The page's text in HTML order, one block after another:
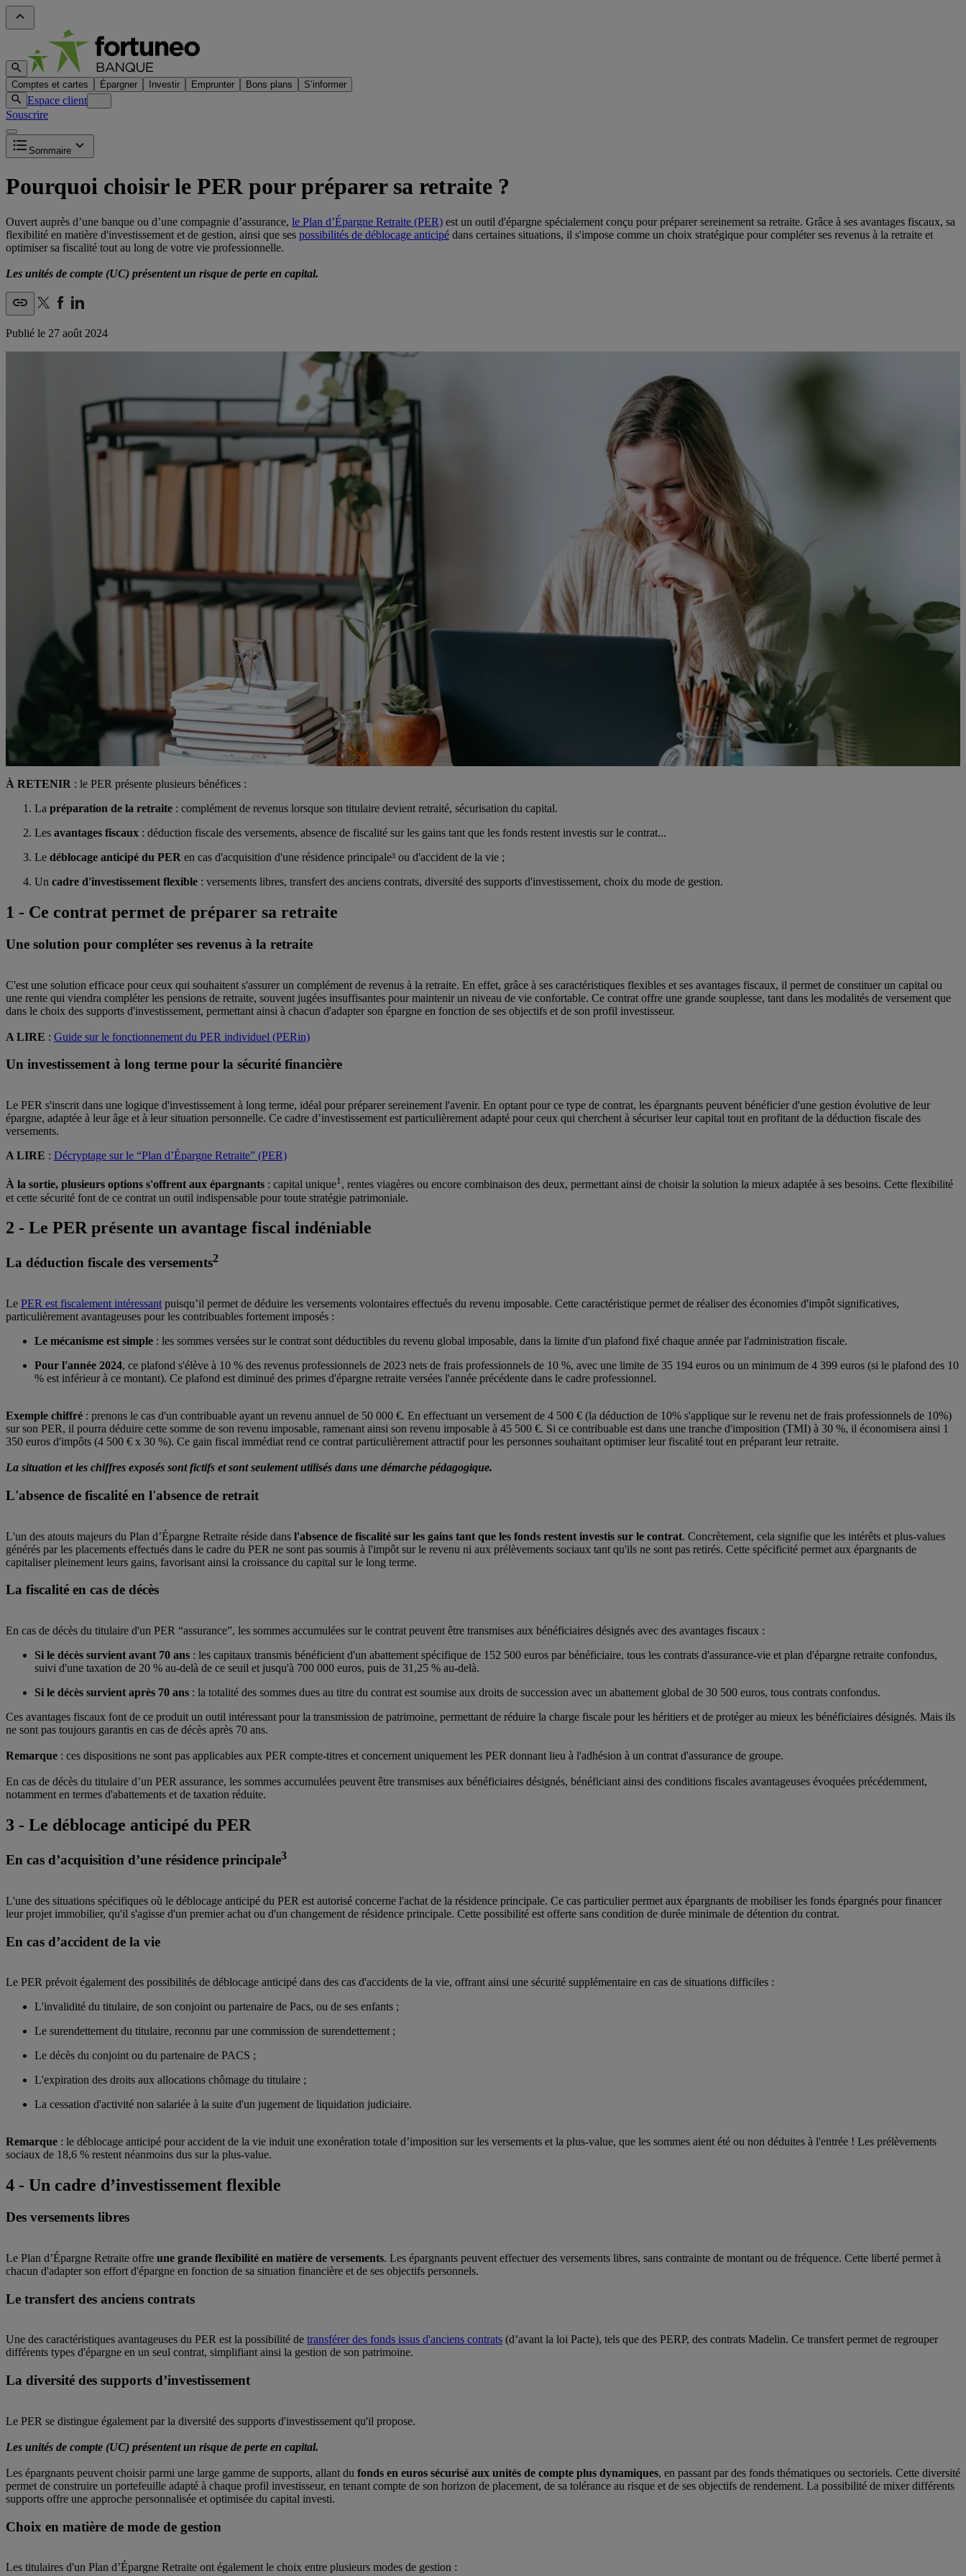
Comptes et cartes Épargner Investir Emprunter Bons plans S’informer
Espace client
Souscrire
Sommaire
Pourquoi choisir le PER pour préparer sa retraite ?
Ouvert auprès d’une banque ou d’une compagnie d’assurance, le Plan d’Épargne Retraite (PER) est un outil d'épargne spécialement conçu pour préparer sereinement sa retraite. Grâce à ses avantages fiscaux, sa
flexibilité en matière d'investissement et de gestion, ainsi que ses possibilités de déblocage anticipé dans certaines situations, il s'impose comme un choix stratégique pour compléter ses revenus à la retraite et
optimiser sa fiscalité tout au long de votre vie professionnelle.
Les unités de compte (UC) présentent un risque de perte en capital.
Publié le 27 août 2024
À RETENIR : le PER présente plusieurs bénéfices :
La préparation de la retraite : complément de revenus lorsque son titulaire devient retraité, sécurisation du capital.
Les avantages fiscaux : déduction fiscale des versements, absence de fiscalité sur les gains tant que les fonds restent investis sur le contrat...
Le déblocage anticipé du PER en cas d'acquisition d'une résidence principale³ ou d'accident de la vie ;
Un cadre d'investissement flexible : versements libres, transfert des anciens contrats, diversité des supports d'investissement, choix du mode de gestion.
1 - Ce contrat permet de préparer sa retraite
Une solution pour compléter ses revenus à la retraite
C'est une solution efficace pour ceux qui souhaitent s'assurer un complément de revenus à la retraite. En effet, grâce à ses caractéristiques flexibles et ses avantages fiscaux, il permet de constituer un capital ou
une rente qui viendra compléter les pensions de retraite, souvent jugées insuffisantes pour maintenir un niveau de vie confortable. Ce contrat offre une grande souplesse, tant dans les modalités de versement que
dans le choix des supports d'investissement, permettant ainsi à chacun d'adapter son épargne en fonction de ses objectifs et de son profil investisseur.
A LIRE : Guide sur le fonctionnement du PER individuel (PERin)
Un investissement à long terme pour la sécurité financière
Le PER s'inscrit dans une logique d'investissement à long terme, idéal pour préparer sereinement l'avenir. En optant pour ce type de contrat, les épargnants peuvent bénéficier d'une gestion évolutive de leur
épargne, adaptée à leur âge et à leur situation personnelle. Ce cadre d’investissement est particulièrement adapté pour ceux qui cherchent à sécuriser leur capital tout en profitant de la déduction fiscale des
versements.
A LIRE : Décryptage sur le “Plan d’Épargne Retraite” (PER)
À la sortie, plusieurs options s'offrent aux épargnants : capital unique1, rentes viagères ou encore combinaison des deux, permettant ainsi de choisir la solution la mieux adaptée à ses besoins. Cette flexibilité
et cette sécurité font de ce contrat un outil indispensable pour toute stratégie patrimoniale.
2 - Le PER présente un avantage fiscal indéniable
La déduction fiscale des versements2
Le PER est fiscalement intéressant puisqu’il permet de déduire les versements volontaires effectués du revenu imposable. Cette caractéristique permet de réaliser des économies d'impôt significatives,
particulièrement avantageuses pour les contribuables fortement imposés :
Le mécanisme est simple : les sommes versées sur le contrat sont déductibles du revenu global imposable, dans la limite d'un plafond fixé chaque année par l'administration fiscale.
Pour l'année 2024, ce plafond s'élève à 10 % des revenus professionnels de 2023 nets de frais professionnels de 10 %, avec une limite de 35 194 euros ou un minimum de 4 399 euros (si le plafond des 10
% est inférieur à ce montant). Ce plafond est diminué des primes d'épargne retraite versées l'année précédente dans le cadre professionnel.
Exemple chiffré : prenons le cas d'un contribuable ayant un revenu annuel de 50 000 €. En effectuant un versement de 4 500 € (la déduction de 10% s'applique sur le revenu net de frais professionnels de 10%)
sur son PER, il pourra déduire cette somme de son revenu imposable, ramenant ainsi son revenu imposable à 45 500 €. Si ce contribuable est dans une tranche d'imposition (TMI) à 30 %, il économisera ainsi 1
350 euros d'impôts (4 500 € x 30 %). Ce gain fiscal immédiat rend ce contrat particulièrement attractif pour les personnes souhaitant optimiser leur fiscalité tout en préparant leur retraite.
La situation et les chiffres exposés sont fictifs et sont seulement utilisés dans une démarche pédagogique.
L'absence de fiscalité en l'absence de retrait
L'un des atouts majeurs du Plan d’Épargne Retraite réside dans l'absence de fiscalité sur les gains tant que les fonds restent investis sur le contrat. Concrètement, cela signifie que les intérêts et plus-values
générés par les placements effectués dans le cadre du PER ne sont pas soumis à l'impôt sur le revenu ni aux prélèvements sociaux tant qu'ils ne sont pas retirés. Cette spécificité permet aux épargnants de
capitaliser pleinement leurs gains, favorisant ainsi la croissance du capital sur le long terme.
La fiscalité en cas de décès
En cas de décès du titulaire d'un PER “assurance”, les sommes accumulées sur le contrat peuvent être transmises aux bénéficiaires désignés avec des avantages fiscaux :
Si le décès survient avant 70 ans : les capitaux transmis bénéficient d'un abattement spécifique de 152 500 euros par bénéficiaire, tous les contrats d'assurance-vie et plan d'épargne retraite confondus,
suivi d'une taxation de 20 % au-delà de ce seuil et jusqu'à 700 000 euros, puis de 31,25 % au-delà.
Si le décès survient après 70 ans : la totalité des sommes dues au titre du contrat est soumise aux droits de succession avec un abattement global de 30 500 euros, tous contrats confondus.
Ces avantages fiscaux font de ce produit un outil intéressant pour la transmission de patrimoine, permettant de réduire la charge fiscale pour les héritiers et de protéger au mieux les bénéficiaires désignés. Mais ils
ne sont pas toujours garantis en cas de décès après 70 ans.
Remarque : ces dispositions ne sont pas applicables aux PER compte-titres et concernent uniquement les PER donnant lieu à l'adhésion à un contrat d'assurance de groupe.
En cas de décès du titulaire d’un PER assurance, les sommes accumulées peuvent être transmises aux bénéficiaires désignés, bénéficiant ainsi des conditions fiscales avantageuses évoquées précédemment,
notamment en termes d'abattements et de taxation réduite.
3 - Le déblocage anticipé du PER
En cas d’acquisition d’une résidence principale3
L'une des situations spécifiques où le déblocage anticipé du PER est autorisé concerne l'achat de la résidence principale. Ce cas particulier permet aux épargnants de mobiliser les fonds épargnés pour financer
leur projet immobilier, qu'il s'agisse d'un premier achat ou d'un changement de résidence principale. Cette possibilité est offerte sans condition de durée minimale de détention du contrat.
En cas d’accident de la vie
Le PER prévoit également des possibilités de déblocage anticipé dans des cas d'accidents de la vie, offrant ainsi une sécurité supplémentaire en cas de situations difficiles :
L'invalidité du titulaire, de son conjoint ou partenaire de Pacs, ou de ses enfants ;
Le surendettement du titulaire, reconnu par une commission de surendettement ;
Le décès du conjoint ou du partenaire de PACS ;
L'expiration des droits aux allocations chômage du titulaire ;
La cessation d'activité non salariée à la suite d'un jugement de liquidation judiciaire.
Remarque : le déblocage anticipé pour accident de la vie induit une exonération totale d’imposition sur les versements et la plus-value, que les sommes aient été ou non déduites à l'entrée ! Les prélèvements
sociaux de 18,6 % restent néanmoins dus sur la plus-value.
4 - Un cadre d’investissement flexible
Des versements libres
Le Plan d’Épargne Retraite offre une grande flexibilité en matière de versements. Les épargnants peuvent effectuer des versements libres, sans contrainte de montant ou de fréquence. Cette liberté permet à
chacun d'adapter son effort d'épargne en fonction de sa situation financière et de ses objectifs personnels.
Le transfert des anciens contrats
Une des caractéristiques avantageuses du PER est la possibilité de transférer des fonds issus d'anciens contrats (d’avant la loi Pacte), tels que des PERP, des contrats Madelin. Ce transfert permet de regrouper
différents types d'épargne en un seul contrat, simplifiant ainsi la gestion de son patrimoine.
La diversité des supports d’investissement
Le PER se distingue également par la diversité des supports d'investissement qu'il propose.
Les unités de compte (UC) présentent un risque de perte en capital.
Les épargnants peuvent choisir parmi une large gamme de supports, allant du fonds en euros sécurisé aux unités de compte plus dynamiques, en passant par des fonds thématiques ou sectoriels. Cette diversité
permet de construire un portefeuille adapté à chaque profil investisseur, en tenant compte de son horizon de placement, de sa tolérance au risque et de ses objectifs de rendement. La possibilité de mixer différents
supports offre une approche personnalisée et optimisée du capital investi.
Choix en matière de mode de gestion
Les titulaires d'un Plan d’Épargne Retraite ont également le choix entre plusieurs modes de gestion :